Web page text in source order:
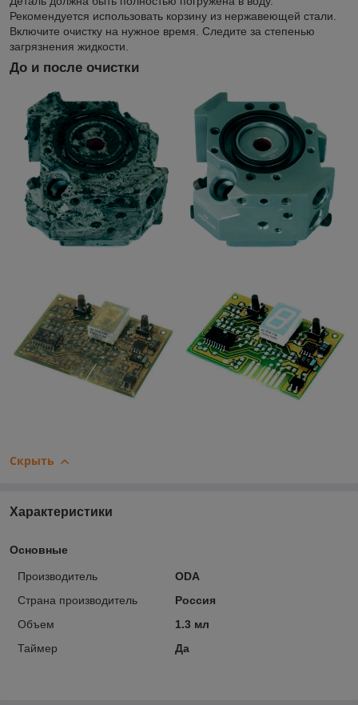
Рекомендуется использовать корзину из нержавеющей стали.
Включите очистку на нужное время. Следите за степенью
загрязнения жидкости.
До и после очистки
Скрыть
Характеристики
Основные
Производитель
ODA
Страна производитель
Россия
Объем
1.3 мл
Таймер
Да